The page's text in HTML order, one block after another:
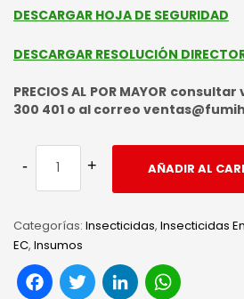
DESCARGAR HOJA DE SEGURIDAD
DESCARGAR RESOLUCIÓN
PRECIOS AL POR MAYOR
300 401 o al correo
AÑADIR AL
Categorías: Insecticidas, Insecticidas
EC, Insumos
Facebook
TwitterLinkedIn